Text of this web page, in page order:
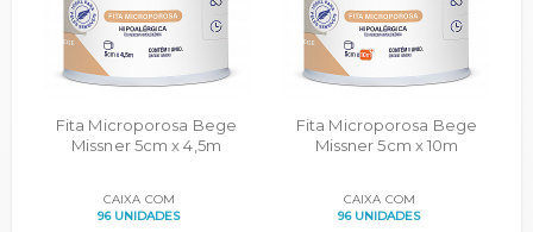
Fita Microporosa Bege
Missner 5cm x 4,5m
CAIXA COM
96 UNIDADES
Fita Microporosa Bege
Missner 5cm x 10m
CAIXA COM
96 UNIDADES